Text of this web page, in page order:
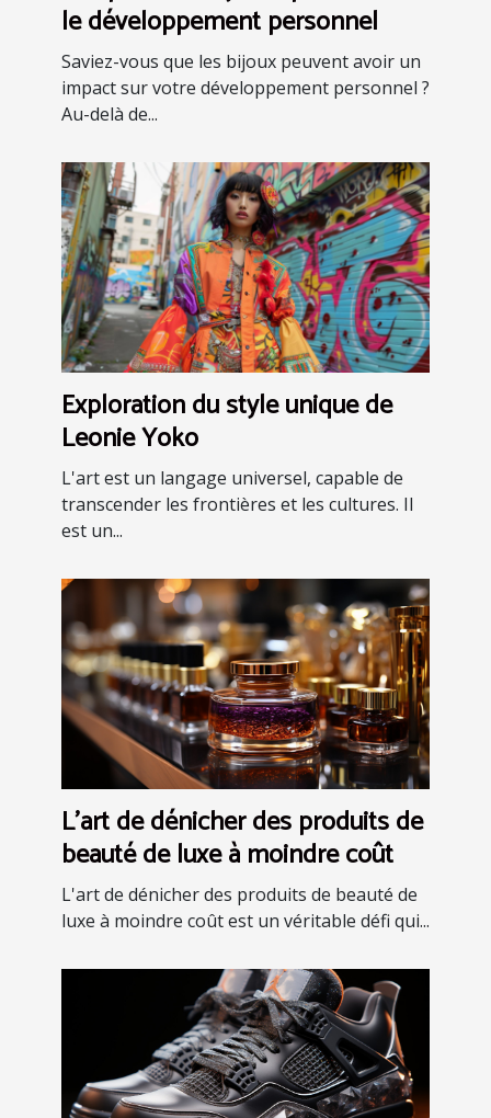
le développement personnel
Saviez-vous que les bijoux peuvent avoir un
impact sur votre développement personnel ?
Au-delà de...
Exploration du style unique de
Leonie Yoko
L'art est un langage universel, capable de
transcender les frontières et les cultures. Il
est un...
L'art de dénicher des produits de
beauté de luxe à moindre coût
L'art de dénicher des produits de beauté de
luxe à moindre coût est un véritable défi qui...